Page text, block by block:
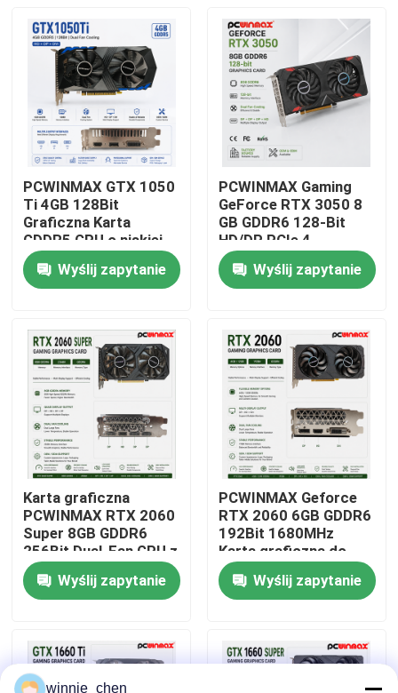
Dom
Produkty
Filmy
O nas
Wycieczka po fabryce
Kontrola jakości
Skontaktuj się z nami
Poprosić o wycenę
Górnicza karta graficzna
PCWINMAX GTX 1050
Ti 4GB 128Bit
Graficzna Karta
GDDR5 GPU o niskiej
mocy z wyjściem HD
DP DVIWyślij zapytanie
PCWINMAX Gaming
GeForce RTX 3050 8
GB GDDR6 128-Bit
HD/DP PCIe 4
Podwójne wentylatory
Karta graficzna do
gier komputerowych
Wyślij zapytanie
Karta graficzna
PCWINMAX RTX 2060
Super 8GB GDDR6
256Bit Dual-Fan GPU z
HD + 3DP Ray Tracing
dla PC do gier OEM
Wholesale
Wyślij zapytanie
PCWINMAX Geforce
RTX 2060 6GB GDDR6
192Bit 1680MHz
Karta graficzna do
gier z dwoma
wentylatorami z
HD/DP/DVI
Wyślij zapytanie
winnie_chen